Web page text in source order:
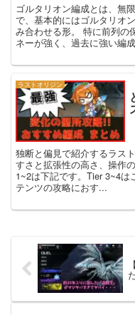
ゴルタリオン編成とは、無
で、基本的にはゴルタリオ
み合わせる形。 特に前列の
ネーが強く、過去に強い編
ラストオリジン
独断と偏見で紹介するラス
すさと拡張性の高さ、操作
1~2は下記です。Tier 3~4
テンツの攻略におす...